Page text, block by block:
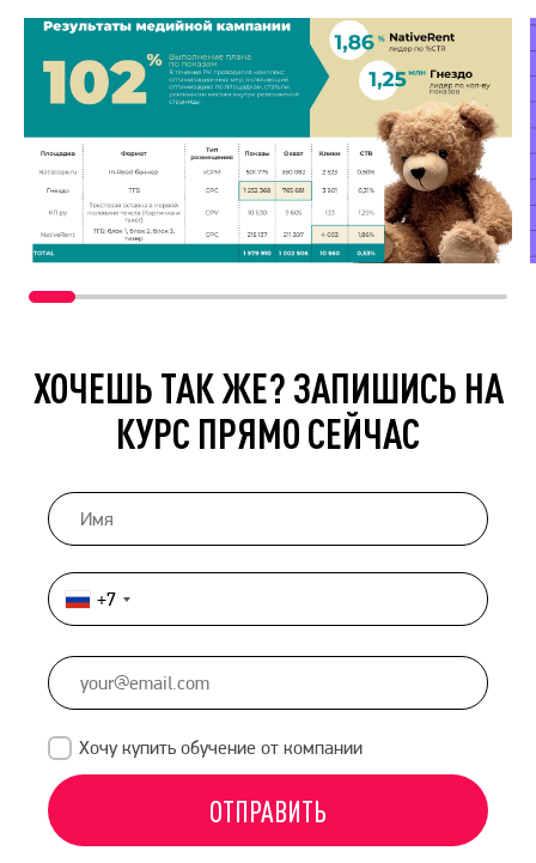
ХОЧЕШЬ ТАК ЖЕ? ЗАПИШИСЬ НА
КУРС ПРЯМО СЕЙЧАС
Россия
+7
+7
Хочу купить обучение от компании
ОТПРАВИТЬ